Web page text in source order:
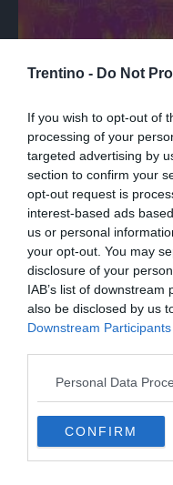
Trentino - Do Not
If you wish to opt-out of
processing of your
targeted advertising by
section to confirm your
opt-out request is
interest-based ads
us or personal
your opt-out. You may
disclosure of your
IAB’s list of
also be disclosed by us
Downstream Participants
Personal Data
CONFIRM
Ondata di calore
situazione nelle
ITALIA
Delmastro,
proteste di Avs e